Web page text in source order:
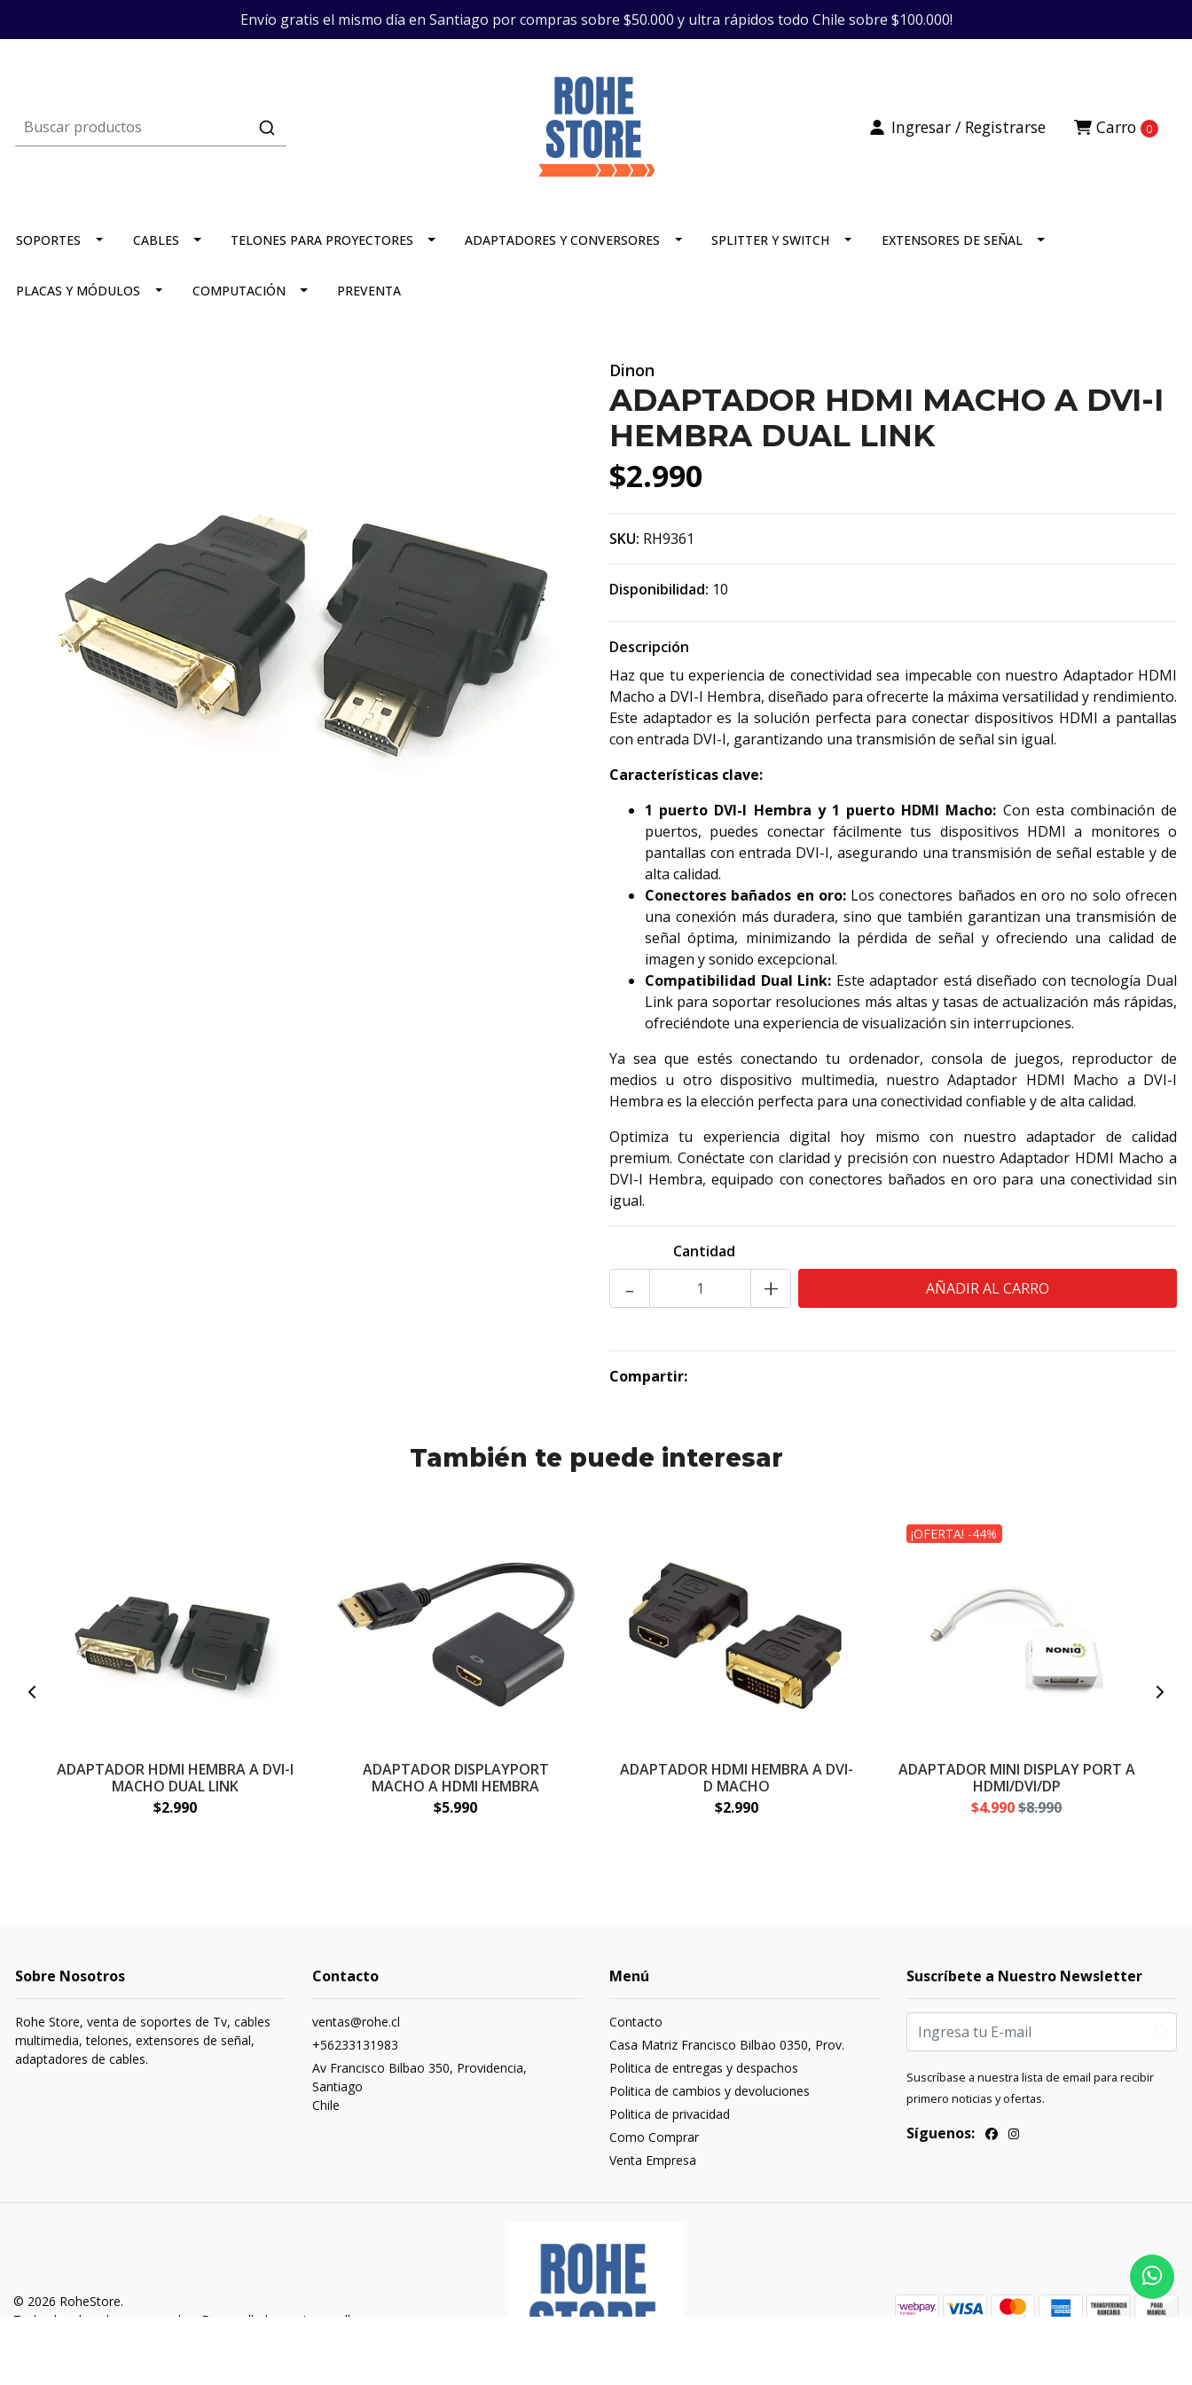
Envío gratis el mismo día en Santiago por compras sobre $50.000 y ultra rápidos todo Chile sobre $100.000!
Carro 0
Ingresar / Registrarse
SOPORTES CABLES TELONES PARA PROYECTORES ADAPTADORES Y CONVERSORES SPLITTER Y SWITCH EXTENSORES DE SEÑAL
PLACAS Y MÓDULOS COMPUTACIÓN PREVENTA
Dinon
ADAPTADOR HDMI MACHO A DVI-I
HEMBRA DUAL LINK
$2.990
SKU: RH9361
Disponibilidad: 10
Descripción
Haz que tu experiencia de conectividad sea impecable con nuestro Adaptador HDMI
Macho a DVI-I Hembra, diseñado para ofrecerte la máxima versatilidad y rendimiento.
Este adaptador es la solución perfecta para conectar dispositivos HDMI a pantallas
con entrada DVI-I, garantizando una transmisión de señal sin igual.
Características clave:
1 puerto DVI-I Hembra y 1 puerto HDMI Macho: Con esta combinación de
puertos, puedes conectar fácilmente tus dispositivos HDMI a monitores o
pantallas con entrada DVI-I, asegurando una transmisión de señal estable y de
alta calidad.
Conectores bañados en oro:Los conectores bañados en oro no solo ofrecen
una conexión más duradera, sino que también garantizan una transmisión de
señal óptima, minimizando la pérdida de señal y ofreciendo una calidad de
imagen y sonido excepcional.
Compatibilidad Dual Link: Este adaptador está diseñado con tecnología Dual
Link para soportar resoluciones más altas y tasas de actualización más rápidas,
ofreciéndote una experiencia de visualización sin interrupciones.
Ya sea que estés conectando tu ordenador, consola de juegos, reproductor de
medios u otro dispositivo multimedia, nuestro Adaptador HDMI Macho a DVI-I
Hembra es la elección perfecta para una conectividad confiable y de alta calidad.
Optimiza tu experiencia digital hoy mismo con nuestro adaptador de calidad
premium. Conéctate con claridad y precisión con nuestro Adaptador HDMI Macho a
DVI-I Hembra, equipado con conectores bañados en oro para una conectividad sin
igual.
Cantidad
- +
Compartir:
También te puede interesar
ADAPTADOR HDMI HEMBRA A DVI-I
MACHO DUAL LINK
$2.990
ADAPTADOR DISPLAYPORT
MACHO A HDMI HEMBRA
$5.990
ADAPTADOR HDMI HEMBRA A DVI-
D MACHO
$2.990
¡OFERTA! -44%
ADAPTADOR MINI DISPLAY PORT A
HDMI/DVI/DP
$4.990$8.990
Sobre Nosotros
Rohe Store, venta de soportes de Tv, cables
multimedia, telones, extensores de señal,
adaptadores de cables.
Contacto
ventas@rohe.cl
+56233131983
Av Francisco Bilbao 350, Providencia,
Santiago
Chile
Menú
Contacto
Casa Matriz Francisco Bilbao 0350, Prov.
Politica de entregas y despachos
Politica de cambios y devoluciones
Politica de privacidad
Como Comprar
Venta Empresa
Suscríbete a Nuestro Newsletter
Suscríbase a nuestra lista de email para recibir
primero noticias y ofertas.
Síguenos:
© 2026 RoheStore.
Todos los derechos reservados. Desarrollado por Jumpseller